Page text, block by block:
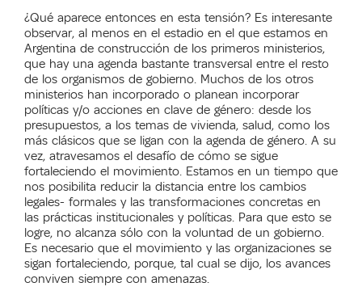
¿Qué aparece entonces en esta tensión? Es interesante
observar, al menos en el estadio en el que estamos en
Argentina de construcción de los primeros ministerios,
que hay una agenda bastante transversal entre el resto
de los organismos de gobierno. Muchos de los otros
ministerios han incorporado o planean incorporar
políticas y/o acciones en clave de género: desde los
presupuestos, a los temas de vivienda, salud, como los
más clásicos que se ligan con la agenda de género. A su
vez, atravesamos el desafío de cómo se sigue
fortaleciendo el movimiento. Estamos en un tiempo que
nos posibilita reducir la distancia entre los cambios
legales- formales y las transformaciones concretas en
las prácticas institucionales y políticas. Para que esto se
logre, no alcanza sólo con la voluntad de un gobierno.
Es necesario que el movimiento y las organizaciones se
sigan fortaleciendo, porque, tal cual se dijo, los avances
conviven siempre con amenazas.